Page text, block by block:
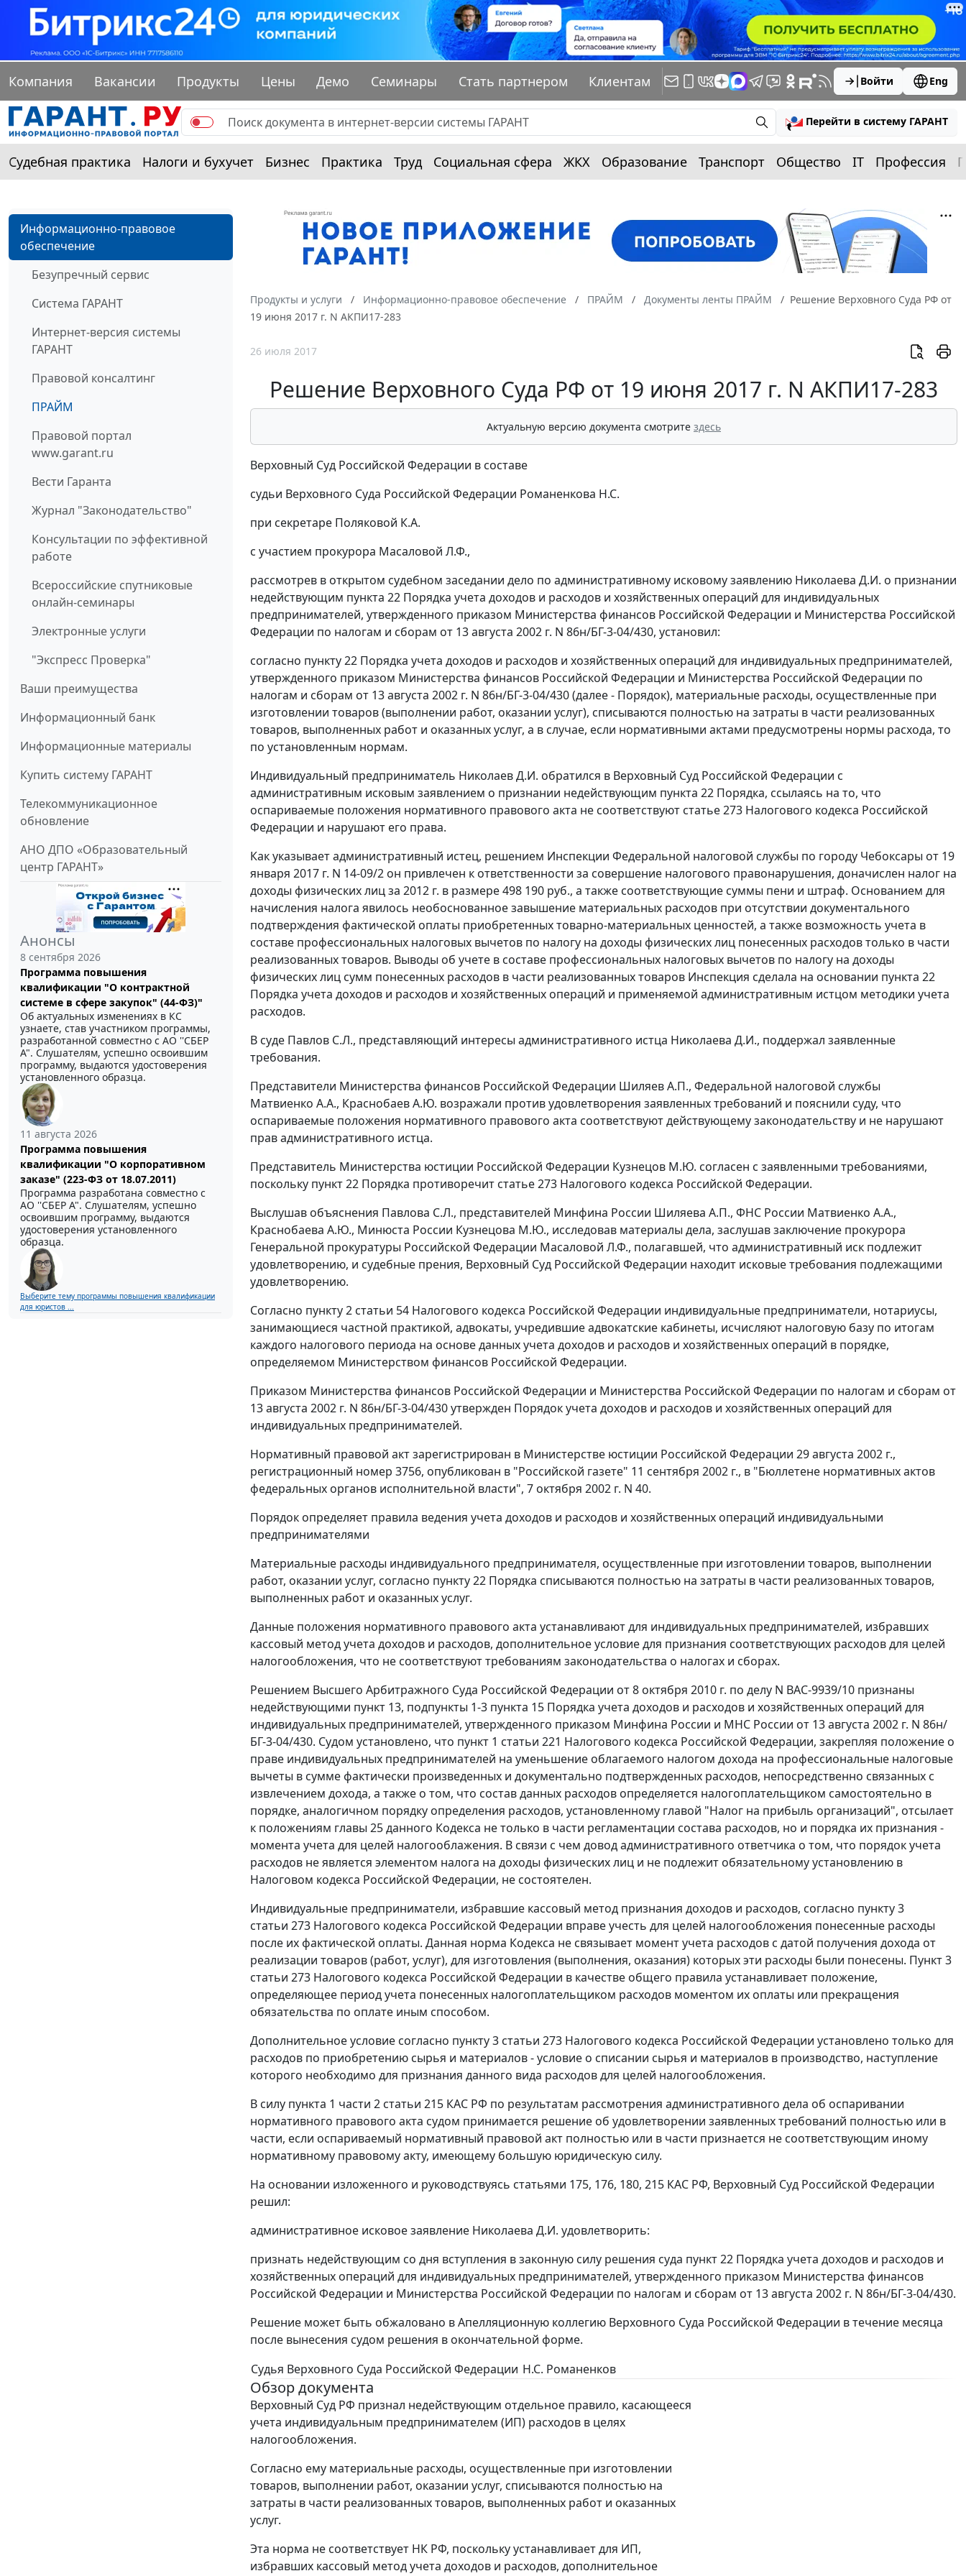
Компания Вакансии Продукты Цены Демо Семинары Стать партнером Клиентам Войти Eng
Перейти в систему ГАРАНТ
Судебная практика Налоги и бухучет Бизнес Практика Труд Социальная сфера ЖКХ Образование Транспорт Общество IT Профессия
Информационно-правовое
обеспечение
Безупречный сервис
Система ГАРАНТ
Интернет-версия системы
ГАРАНТ
Правовой консалтинг
ПРАЙМ
Правовой портал
www.garant.ru
Вести Гаранта
Журнал "Законодательство"
Консультации по эффективной
работе
Всероссийские спутниковые
онлайн-семинары
Электронные услуги
"Экспресс Проверка"
Ваши преимущества
Информационный банк
Информационные материалы
Купить систему ГАРАНТ
Телекоммуникационное
обновление
АНО ДПО «Образовательный
центр ГАРАНТ»
Анонсы
8 сентября 2026
Программа повышения
квалификации "О контрактной
системе в сфере закупок" (44-ФЗ)"
Об актуальных изменениях в КС
узнаете, став участником программы,
разработанной совместно с АО ''СБЕР
А". Слушателям, успешно освоившим
программу, выдаются удостоверения
установленного образца.
11 августа 2026
Программа повышения
квалификации "О корпоративном
заказе" (223-ФЗ от 18.07.2011)
Программа разработана совместно с
АО ''СБЕР А". Слушателям, успешно
освоившим программу, выдаются
удостоверения установленного
образца.
Выберите тему программы повышения квалификации
для юристов ...
Продукты и услуги Информационно-правовое обеспечение ПРАЙМ Документы ленты ПРАЙМ
Решение Верховного Суда РФ от
19 июня 2017 г. N АКПИ17-283
26 июля 2017
Решение Верховного Суда РФ от 19 июня 2017 г. N АКПИ17-283
Актуальную версию документа смотрите здесь
Верховный Суд Российской Федерации в составе
судьи Верховного Суда Российской Федерации Романенкова Н.С.
при секретаре Поляковой К.А.
с участием прокурора Масаловой Л.Ф.,
рассмотрев в открытом судебном заседании дело по административному исковому заявлению Николаева Д.И. о признании
недействующим пункта 22 Порядка учета доходов и расходов и хозяйственных операций для индивидуальных
предпринимателей, утвержденного приказом Министерства финансов Российской Федерации и Министерства Российской
Федерации по налогам и сборам от 13 августа 2002 г. N 86н/БГ-3-04/430, установил:
согласно пункту 22 Порядка учета доходов и расходов и хозяйственных операций для индивидуальных предпринимателей,
утвержденного приказом Министерства финансов Российской Федерации и Министерства Российской Федерации по
налогам и сборам от 13 августа 2002 г. N 86н/БГ-3-04/430 (далее - Порядок), материальные расходы, осуществленные при
изготовлении товаров (выполнении работ, оказании услуг), списываются полностью на затраты в части реализованных
товаров, выполненных работ и оказанных услуг, а в случае, если нормативными актами предусмотрены нормы расхода, то
по установленным нормам.
Индивидуальный предприниматель Николаев Д.И. обратился в Верховный Суд Российской Федерации с
административным исковым заявлением о признании недействующим пункта 22 Порядка, ссылаясь на то, что
оспариваемые положения нормативного правового акта не соответствуют статье 273 Налогового кодекса Российской
Федерации и нарушают его права.
Как указывает административный истец, решением Инспекции Федеральной налоговой службы по городу Чебоксары от 19
января 2017 г. N 14-09/2 он привлечен к ответственности за совершение налогового правонарушения, доначислен налог на
доходы физических лиц за 2012 г. в размере 498 190 руб., а также соответствующие суммы пени и штраф. Основанием для
начисления налога явилось необоснованное завышение материальных расходов при отсутствии документального
подтверждения фактической оплаты приобретенных товарно-материальных ценностей, а также возможность учета в
составе профессиональных налоговых вычетов по налогу на доходы физических лиц понесенных расходов только в части
реализованных товаров. Выводы об учете в составе профессиональных налоговых вычетов по налогу на доходы
физических лиц сумм понесенных расходов в части реализованных товаров Инспекция сделала на основании пункта 22
Порядка учета доходов и расходов и хозяйственных операций и применяемой административным истцом методики учета
расходов.
В суде Павлов С.Л., представляющий интересы административного истца Николаева Д.И., поддержал заявленные
требования.
Представители Министерства финансов Российской Федерации Шиляев А.П., Федеральной налоговой службы
Матвиенко А.А., Краснобаев А.Ю. возражали против удовлетворения заявленных требований и пояснили суду, что
оспариваемые положения нормативного правового акта соответствуют действующему законодательству и не нарушают
прав административного истца.
Представитель Министерства юстиции Российской Федерации Кузнецов М.Ю. согласен с заявленными требованиями,
поскольку пункт 22 Порядка противоречит статье 273 Налогового кодекса Российской Федерации.
Выслушав объяснения Павлова С.Л., представителей Минфина России Шиляева А.П., ФНС России Матвиенко А.А.,
Краснобаева А.Ю., Минюста России Кузнецова М.Ю., исследовав материалы дела, заслушав заключение прокурора
Генеральной прокуратуры Российской Федерации Масаловой Л.Ф., полагавшей, что административный иск подлежит
удовлетворению, и судебные прения, Верховный Суд Российской Федерации находит исковые требования подлежащими
удовлетворению.
Согласно пункту 2 статьи 54 Налогового кодекса Российской Федерации индивидуальные предприниматели, нотариусы,
занимающиеся частной практикой, адвокаты, учредившие адвокатские кабинеты, исчисляют налоговую базу по итогам
каждого налогового периода на основе данных учета доходов и расходов и хозяйственных операций в порядке,
определяемом Министерством финансов Российской Федерации.
Приказом Министерства финансов Российской Федерации и Министерства Российской Федерации по налогам и сборам от
13 августа 2002 г. N 86н/БГ-3-04/430 утвержден Порядок учета доходов и расходов и хозяйственных операций для
индивидуальных предпринимателей.
Нормативный правовой акт зарегистрирован в Министерстве юстиции Российской Федерации 29 августа 2002 г.,
регистрационный номер 3756, опубликован в "Российской газете" 11 сентября 2002 г., в "Бюллетене нормативных актов
федеральных органов исполнительной власти", 7 октября 2002 г. N 40.
Порядок определяет правила ведения учета доходов и расходов и хозяйственных операций индивидуальными
предпринимателями
Материальные расходы индивидуального предпринимателя, осуществленные при изготовлении товаров, выполнении
работ, оказании услуг, согласно пункту 22 Порядка списываются полностью на затраты в части реализованных товаров,
выполненных работ и оказанных услуг.
Данные положения нормативного правового акта устанавливают для индивидуальных предпринимателей, избравших
кассовый метод учета доходов и расходов, дополнительное условие для признания соответствующих расходов для целей
налогообложения, что не соответствуют требованиям законодательства о налогах и сборах.
Решением Высшего Арбитражного Суда Российской Федерации от 8 октября 2010 г. по делу N ВАС-9939/10 признаны
недействующими пункт 13, подпункты 1-3 пункта 15 Порядка учета доходов и расходов и хозяйственных операций для
индивидуальных предпринимателей, утвержденного приказом Минфина России и МНС России от 13 августа 2002 г. N 86н/
БГ-3-04/430. Судом установлено, что пункт 1 статьи 221 Налогового кодекса Российской Федерации, закрепляя положение о
праве индивидуальных предпринимателей на уменьшение облагаемого налогом дохода на профессиональные налоговые
вычеты в сумме фактически произведенных и документально подтвержденных расходов, непосредственно связанных с
извлечением дохода, а также о том, что состав данных расходов определяется налогоплательщиком самостоятельно в
порядке, аналогичном порядку определения расходов, установленному главой "Налог на прибыль организаций", отсылает
к положениям главы 25 данного Кодекса не только в части регламентации состава расходов, но и порядка их признания -
момента учета для целей налогооблажения. В связи с чем довод административного ответчика о том, что порядок учета
расходов не является элементом налога на доходы физических лиц и не подлежит обязательному установлению в
Налоговом кодекса Российской Федерации, не состоятелен.
Индивидуальные предприниматели, избравшие кассовый метод признания доходов и расходов, согласно пункту 3
статьи 273 Налогового кодекса Российской Федерации вправе учесть для целей налогообложения понесенные расходы
после их фактической оплаты. Данная норма Кодекса не связывает момент учета расходов с датой получения дохода от
реализации товаров (работ, услуг), для изготовления (выполнения, оказания) которых эти расходы были понесены. Пункт 3
статьи 273 Налогового кодекса Российской Федерации в качестве общего правила устанавливает положение,
определяющее период учета понесенных налогоплательщиком расходов моментом их оплаты или прекращения
обязательства по оплате иным способом.
Дополнительное условие согласно пункту 3 статьи 273 Налогового кодекса Российской Федерации установлено только для
расходов по приобретению сырья и материалов - условие о списании сырья и материалов в производство, наступление
которого необходимо для признания данного вида расходов для целей налогообложения.
В силу пункта 1 части 2 статьи 215 КАС РФ по результатам рассмотрения административного дела об оспаривании
нормативного правового акта судом принимается решение об удовлетворении заявленных требований полностью или в
части, если оспариваемый нормативный правовой акт полностью или в части признается не соответствующим иному
нормативному правовому акту, имеющему большую юридическую силу.
На основании изложенного и руководствуясь статьями 175, 176, 180, 215 КАС РФ, Верховный Суд Российской Федерации
решил:
административное исковое заявление Николаева Д.И. удовлетворить:
признать недействующим со дня вступления в законную силу решения суда пункт 22 Порядка учета доходов и расходов и
хозяйственных операций для индивидуальных предпринимателей, утвержденного приказом Министерства финансов
Российской Федерации и Министерства Российской Федерации по налогам и сборам от 13 августа 2002 г. N 86н/БГ-3-04/430.
Решение может быть обжаловано в Апелляционную коллегию Верховного Суда Российской Федерации в течение месяца
после вынесения судом решения в окончательной форме.
Судья Верховного Суда Российской Федерации Н.С. Романенков
Обзор документа
Верховный Суд РФ признал недействующим отдельное правило, касающееся
учета индивидуальным предпринимателем (ИП) расходов в целях
налогообложения.
Согласно ему материальные расходы, осуществленные при изготовлении
товаров, выполнении работ, оказании услуг, списываются полностью на
затраты в части реализованных товаров, выполненных работ и оказанных
услуг.
Эта норма не соответствует НК РФ, поскольку устанавливает для ИП,
избравших кассовый метод учета доходов и расходов, дополнительное